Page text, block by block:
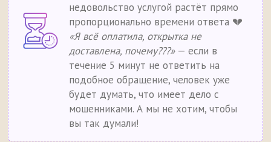
недовольство услугой растёт прямо
пропорционально времени ответа 💔
«Я всё оплатила, открытка не
доставлена, почему???»— если в
течение 5 минут не ответить на
подобное обращение, человек уже
будет думать, что имеет дело с
мошенниками. А мы не хотим, чтобы
вы так думали!